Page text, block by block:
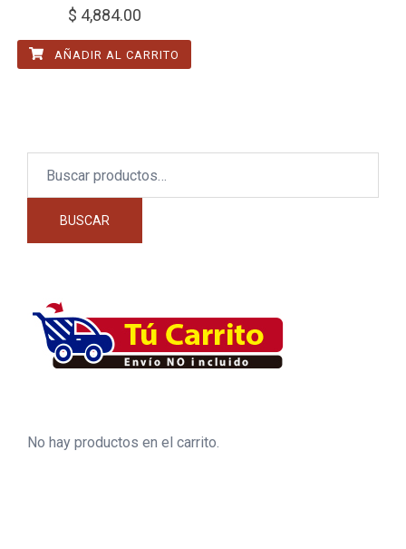
$ 4,884.00
AÑADIR AL CARRITO
BUSCAR
No hay productos en el carrito.